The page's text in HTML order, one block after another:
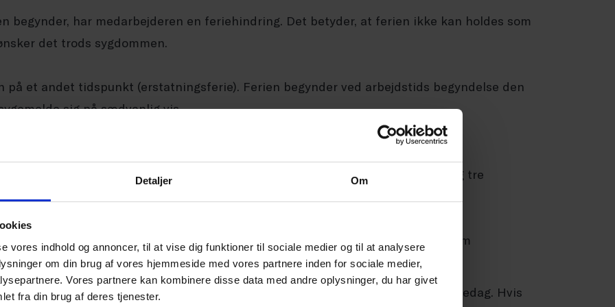
Detaljer Om
vores indhold og annoncer, til at vise dig funktioner til sociale medier og til at analysere
om din brug af vores hjemmeside med vores partnere inden for sociale medier,
Vores partnere kan kombinere disse data med andre oplysninger, du har givet
fra din brug af deres tjenester.
begynder, har medarbejderen en feriehindring. Det betyder, at ferien ikke kan holdes som
det trods sygdommen.
et andet tidspunkt (erstatningsferie). Ferien begynder ved arbejdstids begyndelse den
sig på sædvanlig vis.
er påbegyndt, kan medarbejderen have ret til erstatningsferie. Der er dog tre
6. sygedag under ferie. De første fem sygedage i hvert ferieår betragtes som
risiko.
regler om anmeldelse af sygdom, og der skal ske sygemelding på 1. sygedag. Hvis